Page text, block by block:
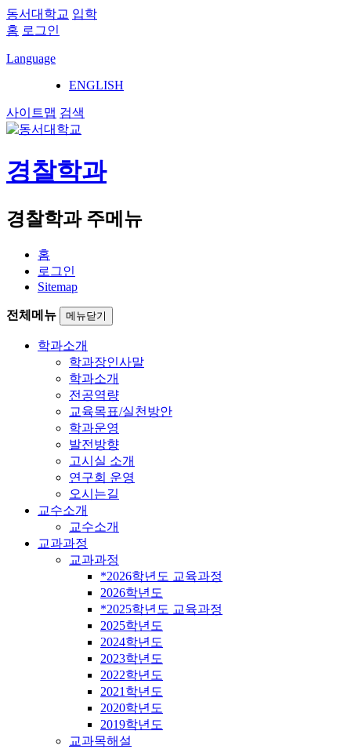
동서대학교 입학
홈 로그인
Language
ENGLISH
사이트맵 검색
경찰학과
경찰학과 주메뉴
홈
로그인
Sitemap
전체메뉴 메뉴닫기
학과소개
학과장인사말
학과소개
전공역량
교육목표/실천방안
학과운영
발전방향
고시실 소개
연구회 운영
오시는길
교수소개
교수소개
교과과정
교과과정
*2026학년도 교육과정
2026학년도
*2025학년도 교육과정
2025학년도
2024학년도
2023학년도
2022학년도
2021학년도
2020학년도
2019학년도
교과목해설